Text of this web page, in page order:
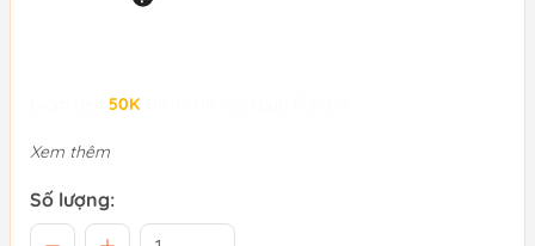
50K
Xem thêm
Số lượng: